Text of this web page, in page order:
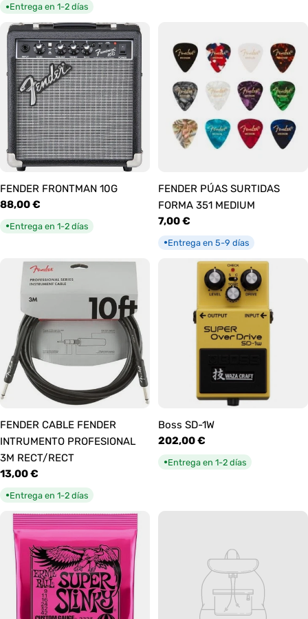
●Entrega en 1-2 días
FENDER FRONTMAN 10G
Precio
habitual
88,00 €
●Entrega en 1-2 días
FENDER PÚAS SURTIDAS
FORMA 351 MEDIUM
Precio
habitual
7,00 €
●Entrega en 5-9 días
FENDER CABLE FENDER
INTRUMENTO PROFESIONAL
3M RECT/RECT
Precio
habitual
13,00 €
●Entrega en 1-2 días
Boss SD-1W
Precio
habitual
202,00 €
●Entrega en 1-2 días